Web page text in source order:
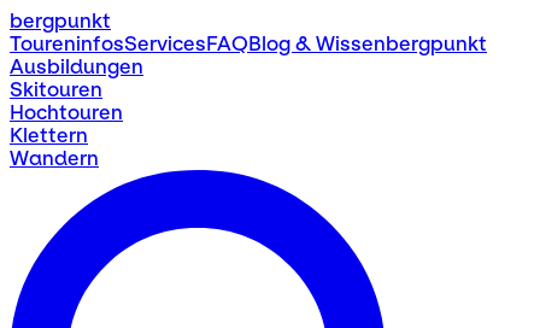
bergpunkt
ToureninfosServicesFAQBlog & Wissenbergpunkt
Ausbildungen
Skitouren
Hochtouren
Klettern
Wandern